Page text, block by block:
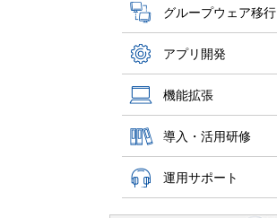
グループウェア移行
アプリ開発
機能拡張
導入・活用研修
運用サポート